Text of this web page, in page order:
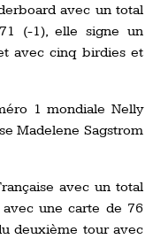
avec un total
(-1), elle signe un
avec cinq birdies et
1 mondiale Nelly
Madelene Sagstrom
avec un total
une carte de 76
deuxième tour avec